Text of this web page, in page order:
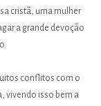
cristã, uma mulher
a grande devoção
conflitos com o
vivendo isso bem a